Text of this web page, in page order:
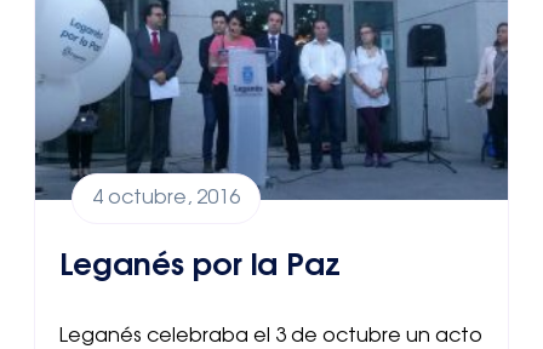
4 octubre, 2016
Leganés por la Paz
Leganés celebraba el 3 de octubre un acto